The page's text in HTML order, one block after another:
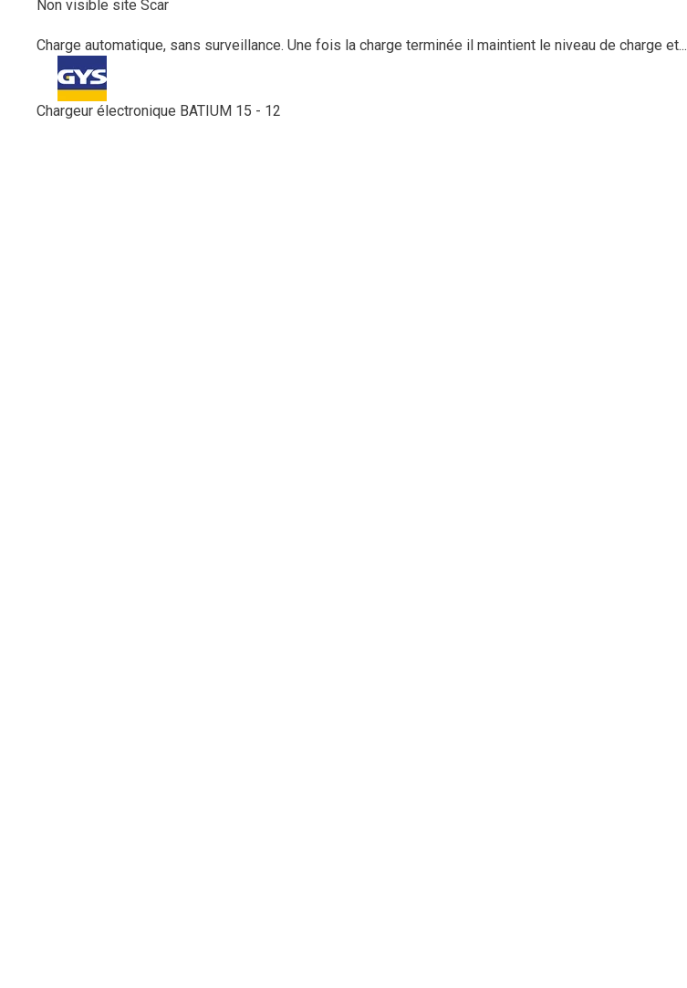
Non visible site Scar
Charge automatique, sans surveillance. Une fois la charge terminée il maintient le niveau de charge et...
Chargeur électronique BATIUM 15 - 12